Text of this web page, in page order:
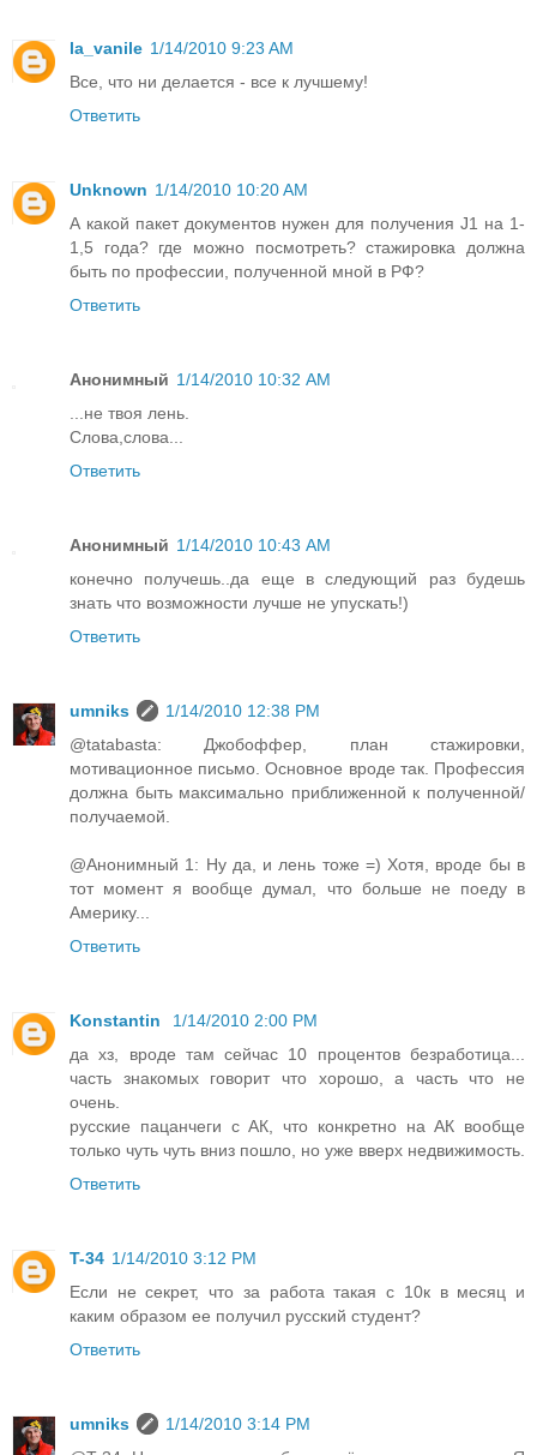
la_vanile 1/14/2010 9:23 AM
Все, что ни делается - все к лучшему!
Ответить
Unknown 1/14/2010 10:20 AM
А какой пакет документов нужен для получения J1 на 1-
1,5 года? где можно посмотреть? стажировка должна
быть по профессии, полученной мной в РФ?
Ответить
Анонимный 1/14/2010 10:32 AM
...не твоя лень.
Слова,слова...
Ответить
Анонимный 1/14/2010 10:43 AM
конечно получешь..да еще в следующий раз будешь
знать что возможности лучше не упускать!)
Ответить
umniks
1/14/2010 12:38 PM
@tatabasta: Джобоффер, план стажировки,
мотивационное письмо. Основное вроде так. Профессия
должна быть максимально приближенной к полученной/
получаемой.
@Анонимный 1: Ну да, и лень тоже =) Хотя, вроде бы в
тот момент я вообще думал, что больше не поеду в
Америку...
Ответить
Konstantin
1/14/2010 2:00 PM
да хз, вроде там сейчас 10 процентов безработица...
часть знакомых говорит что хорошо, а часть что не
очень.
русские пацанчеги с АК, что конкретно на АК вообще
только чуть чуть вниз пошло, но уже вверх недвижимость.
Ответить
T-34 1/14/2010 3:12 PM
Если не секрет, что за работа такая с 10к в месяц и
каким образом ее получил русский студент?
Ответить
umniks
1/14/2010 3:14 PM